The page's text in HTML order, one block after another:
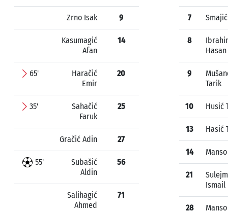
Zrno Isak 9
Kasumagić
Afan
14
65'
Haračić
Emir
20
35'
Sahačić
Faruk
25
Gračić Adin 27
55'
Subašić
Aldin
56
Salihagić
Ahmed
71
7
8
Hasan
9
Tarik
10 Husić
13 Hasić
14
21
Ismail
28